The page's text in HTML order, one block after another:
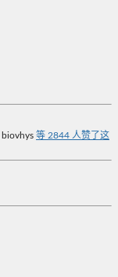
biovhys 等 2844 人赞了这